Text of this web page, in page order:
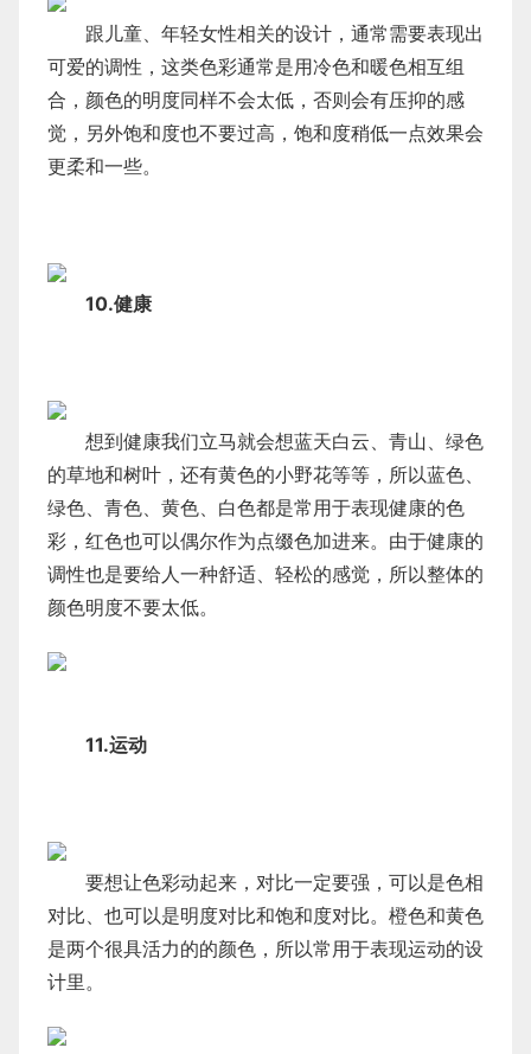
跟儿童、年轻女性相关的设计，通常需要表现出
可爱的调性，这类色彩通常是用冷色和暖色相互组
合，颜色的明度同样不会太低，否则会有压抑的感
觉，另外饱和度也不要过高，饱和度稍低一点效果会
更柔和一些。
10.健康
想到健康我们立马就会想蓝天白云、青山、绿色
的草地和树叶，还有黄色的小野花等等，所以蓝色、
绿色、青色、黄色、白色都是常用于表现健康的色
彩，红色也可以偶尔作为点缀色加进来。由于健康的
调性也是要给人一种舒适、轻松的感觉，所以整体的
颜色明度不要太低。
11.运动
要想让色彩动起来，对比一定要强，可以是色相
对比、也可以是明度对比和饱和度对比。橙色和黄色
是两个很具活力的的颜色，所以常用于表现运动的设
计里。